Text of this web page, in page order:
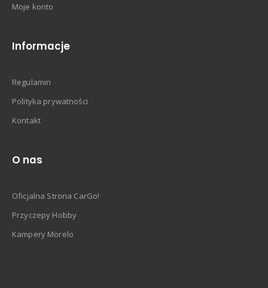
Moje konto
Informacje
Regulamin
Polityka prywatności
Kontakt
O nas
Oficjalna Strona CarGo!
Przyczepy Hobby
Kampery Morelo